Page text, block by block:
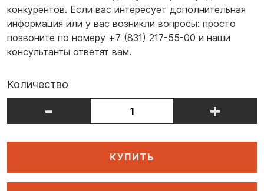
конкурентов. Если вас интересует дополнительная
информация или у вас возникли вопросы: просто
позвоните по номеру +7 (831) 217-55-00 и наши
консультанты ответят вам.
Количество
- +
КУПИТЬ